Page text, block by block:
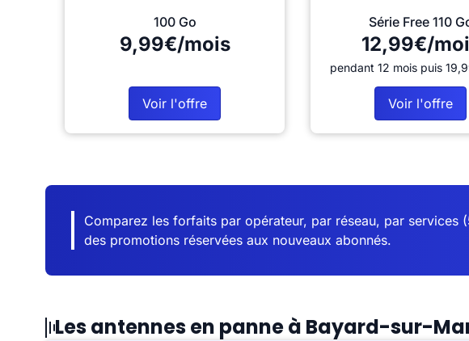
100 Go
9,99€/mois
Voir l'offre
Série Free 110
12,99€/
pendant 12 mois puis
Voir l'offre
Comparez les forfaits par opérateur, par réseau, par services
des promotions réservées aux nouveaux abonnés.
Les antennes en panne à Bayard-sur-